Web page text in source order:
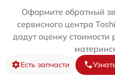
Оформите обратный
сервисного центра
дадут оценку
Есть запчасти